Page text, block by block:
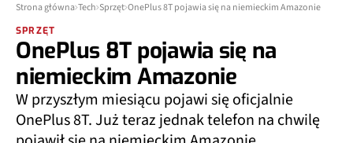
Strona główna Tech Sprzęt OnePlus 8T pojawia się na niemieckim Amazonie
SPRZĘT
OnePlus 8T pojawia się na
niemieckim Amazonie
W przyszłym miesiącu pojawi się oficjalnie
OnePlus 8T. Już teraz jednak telefon na chwilę